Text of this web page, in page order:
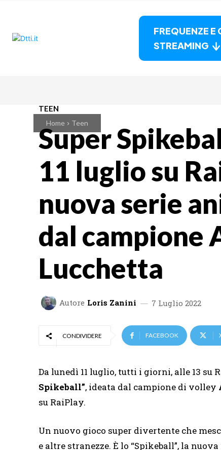
FREQUENZE E
STREAMING
Home Teen
TEEN
Super
11 luglio su
nuova serie
dal campione
Lucchetta
Autore Loris Zanini 7 Luglio 2022
CONDIVIDERE FACEBOOK
Da lunedì 11 luglio, tutti i giorni, alle 13 su
Spikeball”, ideata dal campione di volley
su RaiPlay.
Un nuovo gioco super divertente che
e altre stranezze. È lo “Spikeball”, la